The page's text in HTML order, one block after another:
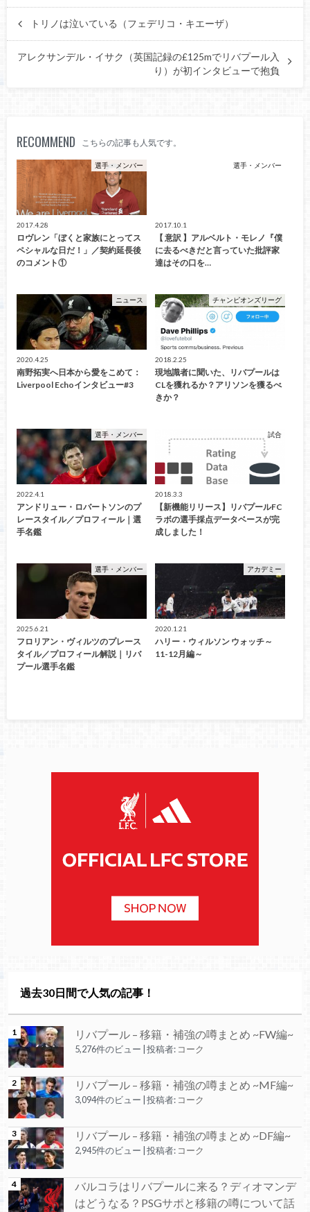
トリノは泣いている（フェデリコ・キエーザ）
アレクサンデル・イサク（英国記録の£125mでリバプール入
り）が初インタビューで抱負
RECOMMEND こちらの記事も人気です。
選手・メンバー
2017.4.28
ロヴレン「ぼくと家族にとってス
ペシャルな日だ！」／契約延長後
のコメント①
選手・メンバー
2017.10.1
【 意訳 】アルベルト・モレノ『僕
に去るべきだと言っていた批評家
達はその口を…
ニュース
2020.4.25
南野拓実へ日本から愛をこめて：
Liverpool Echoインタビュー#3
チャンピオンズリーグ
2018.2.25
現地識者に聞いた、リバプールは
CLを獲れるか？アリソンを獲るべ
きか？
選手・メンバー
2022.4.1
アンドリュー・ロバートソンのプ
レースタイル／プロフィール｜選
手名鑑
試合
2018.3.3
【新機能リリース】リバプールFC
ラボの選手採点データベースが完
成しました！
選手・メンバー
2025.6.21
フロリアン・ヴィルツのプレース
タイル／プロフィール解説｜リバ
プール選手名鑑
アカデミー
2020.1.21
ハリー・ウィルソン ウォッチ～
11-12月編～
過去30日間で人気の記事！
リバプール – 移籍・補強の噂まとめ ~FW編~
5,276件のビュー 投稿者: コーク
リバプール – 移籍・補強の噂まとめ ~MF編~
3,094件のビュー 投稿者: コーク
リバプール – 移籍・補強の噂まとめ ~DF編~
2,945件のビュー 投稿者: コーク
バルコラはリバプールに来る？ディオマンデ
はどうなる？PSGサポと移籍の噂について話